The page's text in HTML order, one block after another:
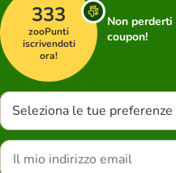
333
zooPunti
iscrivendoti
ora!
Non
coupon!
Seleziona le tue preferenze